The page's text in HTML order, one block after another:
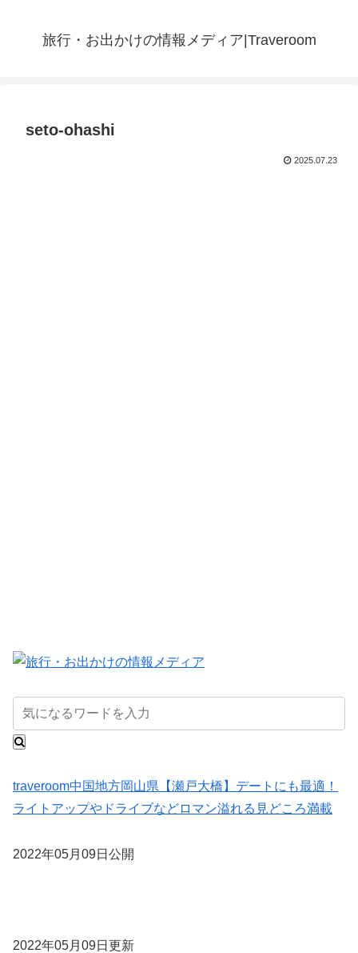
旅行・お出かけの情報メディア|Traveroom
seto-ohashi
2025.07.23
traveroom中国地方岡山県 【瀬戸大橋】デートにも最適！
ライトアップやドライブなどロマン溢れる見どころ満載
2022年05月09日公開
2022年05月09日更新